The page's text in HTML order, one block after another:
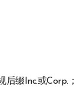
缀Inc.或Corp.；